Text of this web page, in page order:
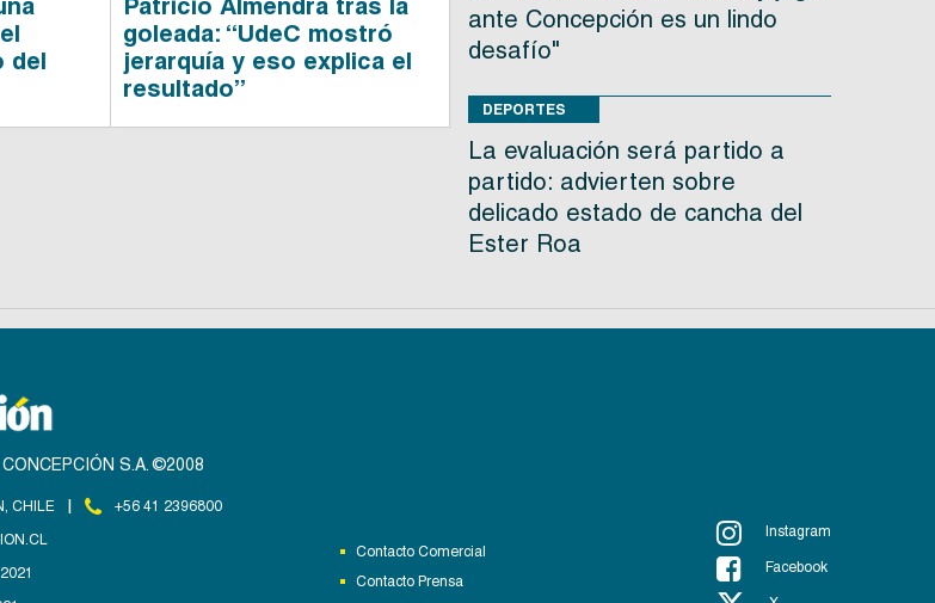
del
goleada: “UdeC mostró
jerarquía y eso explica el
resultado”
ante Concepción es un lindo
desafío"
DEPORTES
La evaluación será partido a
partido: advierten sobre
delicado estado de cancha del
Ester Roa
S.A. ©2008
CHILE |
+56 41 2396800
Contacto Comercial
Contacto Prensa
Instagram
Facebook